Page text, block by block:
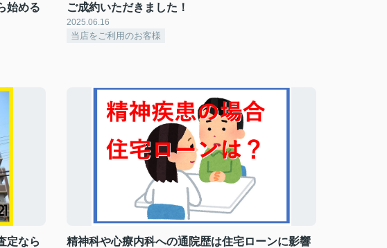
始める
ご成約いただきました！
2025.06.16
当店をご利用のお客様
定なら
精神科や心療内科への通院歴は住宅ローンに影響